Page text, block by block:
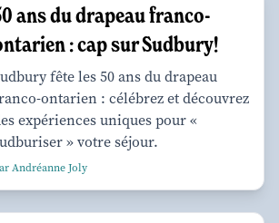
ans du drapeau franco-
: cap sur Sudbury!
fête les 50 ans du drapeau
ontarien : célébrez et découvrez
expériences uniques pour «
» votre séjour.
Andréanne Joly